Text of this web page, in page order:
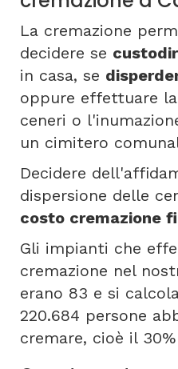
La cremazione
decidere se
in casa, se
oppure effettuare
ceneri o
un cimitero
Decidere
dispersione delle
costo cremazione
Gli impianti che
cremazione nel
erano 83 e si
220.684 persone
cremare, cioè il